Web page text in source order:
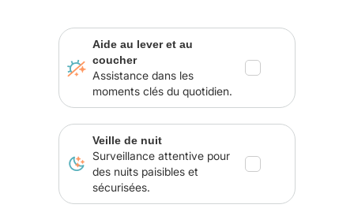
Aide au lever et au
coucher
Assistance dans les
moments clés du quotidien.
Veille de nuit
Surveillance attentive pour
des nuits paisibles et
sécurisées.